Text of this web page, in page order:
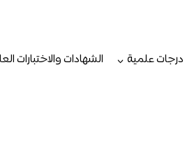
درجات علمية الشهادات والاختبارات